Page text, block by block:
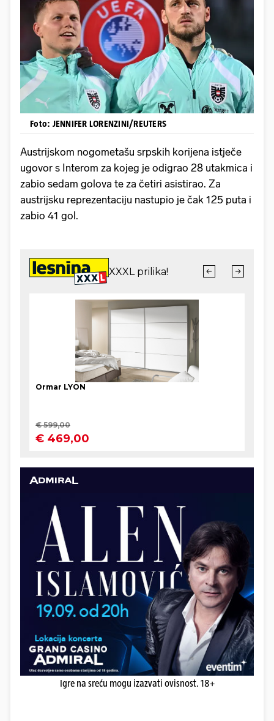
Foto: JENNIFER LORENZINI/REUTERS
Austrijskom nogometašu srpskih korijena istječe
ugovor s Interom za kojeg je odigrao 28 utakmica i
zabio sedam golova te za četiri asistirao. Za
austrijsku reprezentaciju nastupio je čak 125 puta i
zabio 41 gol.
Igre na sreću mogu izazvati ovisnost. 18+